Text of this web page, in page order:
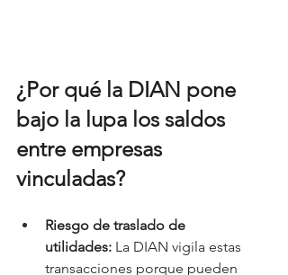
¿Por qué la DIAN pone
bajo la lupa los saldos
entre empresas
vinculadas?
Riesgo de traslado de
utilidades: La DIAN vigila estas
transacciones porque pueden